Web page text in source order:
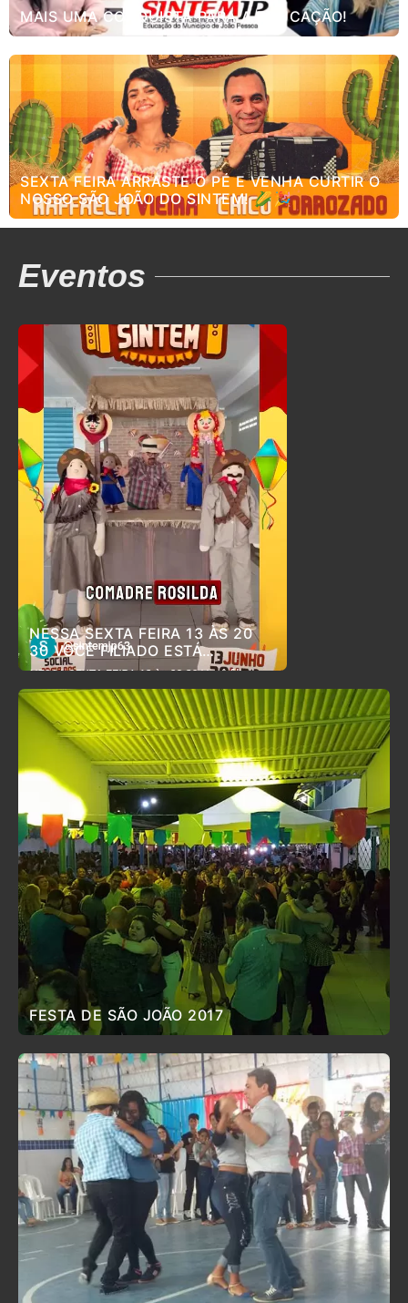
MAIS UMA CONQUISTA PARA A EDUCAÇÃO!
SEXTA FEIRA ARRASTE O PÉ E VENHA CURTIR O
NOSSO SÃO JOÃO DO SINTEM! 🌽🎉
Eventos
NESSA SEXTA FEIRA 13 ÀS 20
30 VOCÊ FILIADO ESTÁ
CONVIDADO PARA O ARRAIÁ DO
SINTEM
FESTA DE SÃO JOÃO 2017